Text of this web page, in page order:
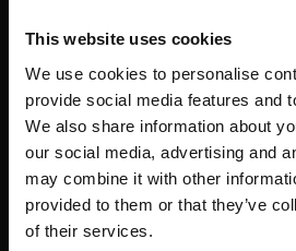
This website uses cookies
We use cookies to personalise
provide social media features and
We also share information about
our social media, advertising and
may combine it with other
provided to them or that they’ve
of their services.
Naše společnost
Scalable Hosting Solutions OÜ
DIČ: EE102133820
Adresa: Harju maakond, Tallinn,
Vesivärava tn 50-201, 10152